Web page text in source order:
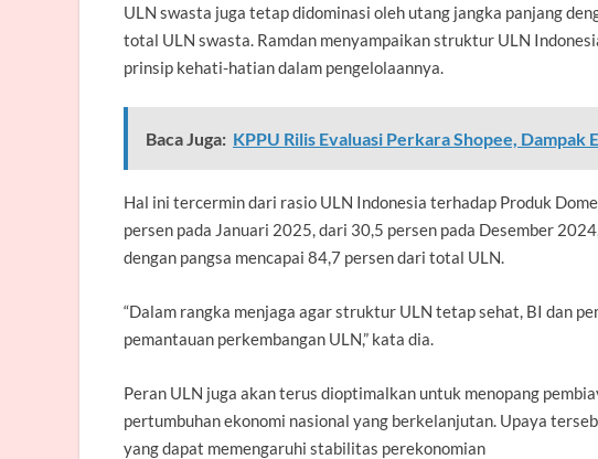
ULN swasta juga tetap didominasi oleh utang jangka panjang
total ULN swasta. Ramdan menyampaikan struktur ULN
prinsip kehati-hatian dalam pengelolaannya.
Baca Juga: KPPU Rilis Evaluasi Perkara Shopee, Dampak
Hal ini tercermin dari rasio ULN Indonesia terhadap Produk
persen pada Januari 2025, dari 30,5 persen pada Desember
dengan pangsa mencapai 84,7 persen dari total ULN.
“Dalam rangka menjaga agar struktur ULN tetap sehat, BI dan
pemantauan perkembangan ULN,” kata dia.
Peran ULN juga akan terus dioptimalkan untuk menopang
pertumbuhan ekonomi nasional yang berkelanjutan. Upaya
yang dapat memengaruhi stabilitas perekonomian